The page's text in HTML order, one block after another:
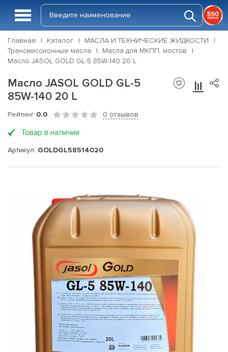
Главная Каталог
МАСЛА И ТЕХНИЧЕСКИЕ ЖИДКОСТИ
Трансмиссионные масла
Масла для МКПП, мостов
Масло JASOL GOLD GL-5 85W-140 20 L
Масло JASOL GOLD GL-5
85W-140 20 L
Рейтинг 0.0 0 отзывов
Товар в наличии
Артикул: GOLDGL58514020